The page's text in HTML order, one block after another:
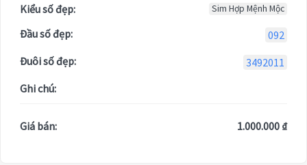
Kiểu số đẹp: Sim Hợp Mệnh Mộc
Đầu số đẹp:
092
Đuôi số đẹp:
3492011
Ghi chú:
Giá bán: 1.000.000 ₫